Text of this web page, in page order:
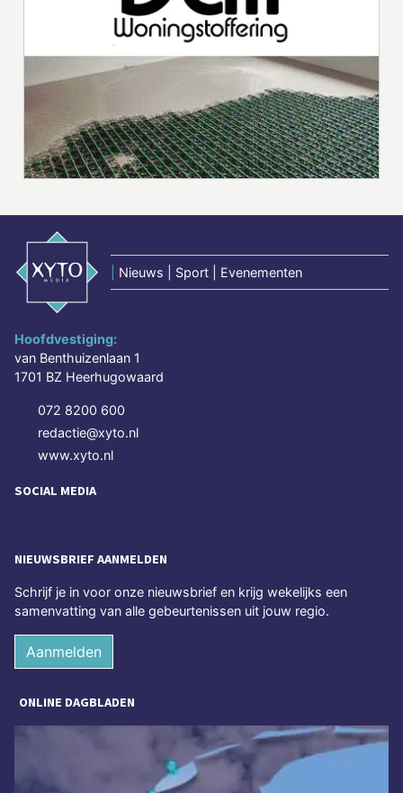
Nieuws | Sport | Evenementen
Hoofdvestiging:
van Benthuizenlaan 1
1701 BZ Heerhugowaard
072 8200 600
redactie@xyto.nl
www.xyto.nl
SOCIAL MEDIA
NIEUWSBRIEF AANMELDEN
Schrijf je in voor onze nieuwsbrief en krijg wekelijks een
samenvatting van alle gebeurtenissen uit jouw regio.
Aanmelden
ONLINE DAGBLADEN